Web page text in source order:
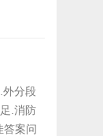
外分段
.消防
答案问